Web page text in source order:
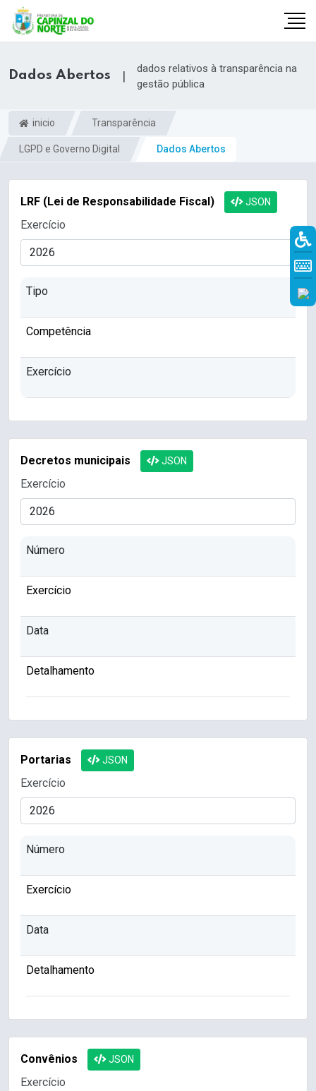
Dados Abertos |
dados relativos à transparência na
gestão pública
inicio Transparência
LGPD e Governo Digital Dados Abertos
LRF (Lei de Responsabilidade Fiscal) JSON
Exercício
Tipo
Competência
Exercício
Decretos municipais JSON
Exercício
Número
Exercício
Data
Detalhamento
Portarias JSON
Exercício
Número
Exercício
Data
Detalhamento
Convênios JSON
Exercício